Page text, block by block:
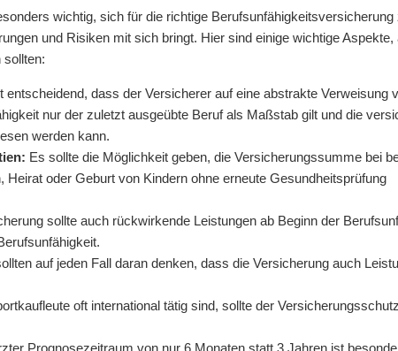
wichtig, sich für die richtige Berufsunfähigkeitsversicherung
und Risiken mit sich bringt. Hier sind einige wichtige Aspekte,
sollten:
entscheidend, dass der Versicherer auf eine abstrakte Verweisung
nur der zuletzt ausgeübte Beruf als Maßstab gilt und die
werden kann.
Es sollte die Möglichkeit geben, die Versicherungssumme bei
oder Geburt von Kindern ohne erneute Gesundheitsprüfung
sollte auch rückwirkende Leistungen ab Beginn der
auf jeden Fall daran denken, dass die Versicherung auch
oft international tätig sind, sollte der